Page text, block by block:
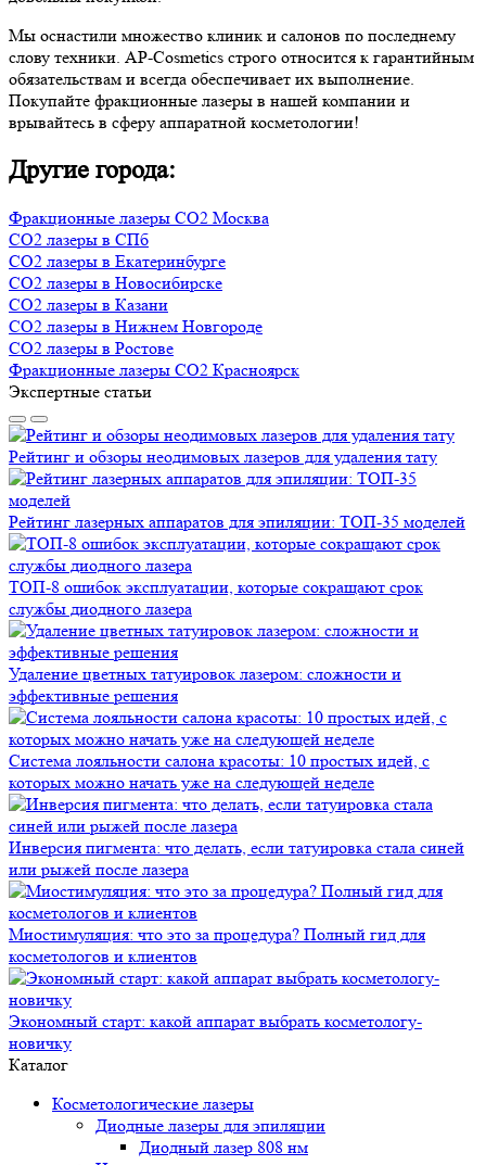
Мы оснастили множество клиник и салонов по последнему
слову техники. AP-Cosmetics строго относится к гарантийным
обязательствам и всегда обеспечивает их выполнение.
Покупайте фракционные лазеры в нашей компании и
врывайтесь в сферу аппаратной косметологии!
Другие города:
Фракционные лазеры CO2 Москва
CO2 лазеры в СПб
CO2 лазеры в Екатеринбурге
CO2 лазеры в Новосибирске
CO2 лазеры в Казани
CO2 лазеры в Нижнем Новгороде
CO2 лазеры в Ростове
Фракционные лазеры CO2 Красноярск
Экспертные статьи
Рейтинг и обзоры неодимовых лазеров для удаления тату
Рейтинг лазерных аппаратов для эпиляции: ТОП-35 моделей
ТОП-8 ошибок эксплуатации, которые сокращают срок
службы диодного лазера
Удаление цветных татуировок лазером: сложности и
эффективные решения
Система лояльности салона красоты: 10 простых идей, с
которых можно начать уже на следующей неделе
Инверсия пигмента: что делать, если татуировка стала синей
или рыжей после лазера
Миостимуляция: что это за процедура? Полный гид для
косметологов и клиентов
Экономный старт: какой аппарат выбрать косметологу-
новичку
Каталог
Косметологические лазеры
Диодные лазеры для эпиляции
Диодный лазер 808 нм